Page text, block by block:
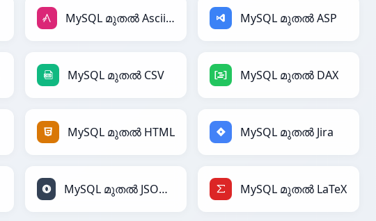
MySQL മുതൽ AsciiDoc MySQL മുതൽ ASP
MySQL മുതൽ CSV MySQL മുതൽ DAX
MySQL മുതൽ HTML MySQL മുതൽ Jira
MySQL മുതൽ JSONLines MySQL മുതൽ LaTeX